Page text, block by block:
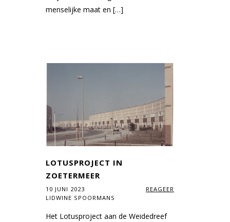
menselijke maat en […]
LOTUSPROJECT IN
ZOETERMEER
10 JUNI 2023
REAGEER
LIDWINE SPOORMANS
Het Lotusproject aan de Weidedreef